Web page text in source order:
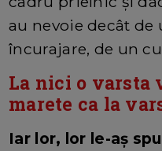
au nevoie decât de
încurajare, de un
La nici o varsta
marete ca la
Iar lor, lor le-aș